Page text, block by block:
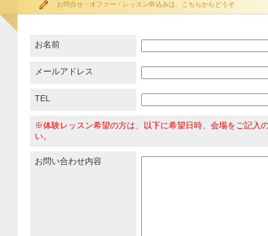
お問合せ・オファー・レッスン申込みは、こちらからどうぞ
お名前
メールアドレス
TEL
※体験レッスン希望の方は、以下に希望日時、会場をご記入
い。
お問い合わせ内容